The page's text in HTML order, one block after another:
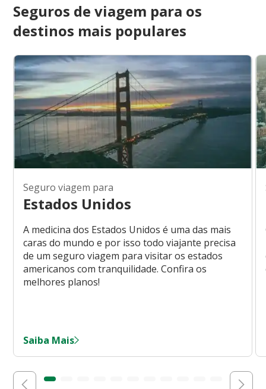
Seguros de viagem para os
destinos mais populares
Seguro viagem para
Estados Unidos
A medicina dos Estados Unidos é uma das mais
caras do mundo e por isso todo viajante precisa
de um seguro viagem para visitar os estados
americanos com tranquilidade. Confira os
melhores planos!
Saiba Mais